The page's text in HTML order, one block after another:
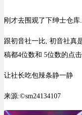
刚才去围观了下绅士仓库
跟初音社一比, 初音社真
稿都4位数和 5位数的点
让社长吃包辣条静一静
来源:©sm24134107